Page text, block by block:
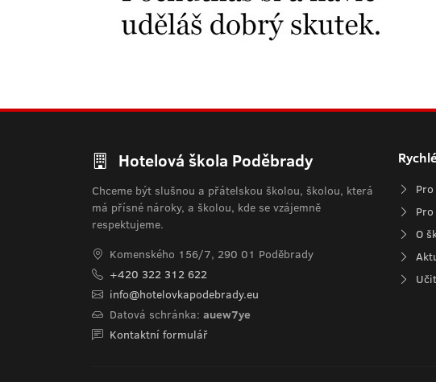
Hotelová škola Poděbrady
Chceme být slušnou a přátelskou školou, školou, která
má přísné nároky, a školou, kde se vzájemně
respektujeme.
Komenského 156/7, 290 01 Poděbrady
+420 322 312 622
info@hotelovkapodebrady.eu
Datová schránka: auew7ye
Kontaktní formulář
O